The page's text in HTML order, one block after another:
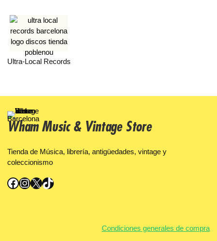
Ultra-Local Records
Wham Music & Vintage Store
Tienda de Música, librería, antigüedades, vintage y
coleccionismo
Facebook InstagramX TikTok
Condiciones generales de compra